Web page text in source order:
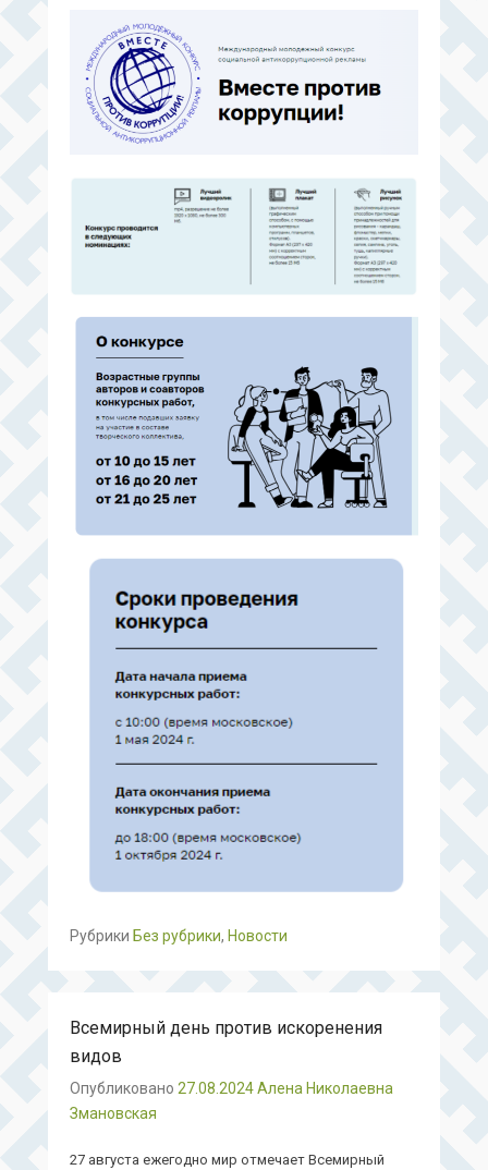
Рубрики Без рубрики, Новости
Всемирный день против искоренения
видов
Опубликовано 27.08.2024Алена Николаевна
Змановская
27 августа ежегодно мир отмечает Всемирный